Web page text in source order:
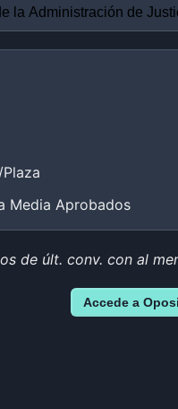
Media Aprobados
de últ. conv. con al
Accede a